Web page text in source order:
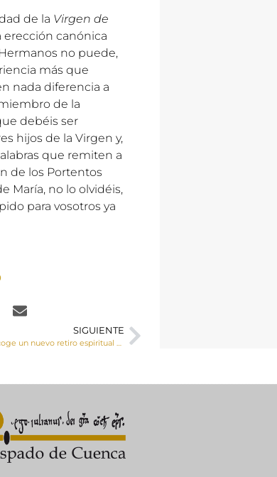
de la Virgen de
erección canónica
no puede,
más que
nada diferencia a
de la
debéis ser
hijos de la Virgen y,
que remiten a
de los Portentos
María, no lo olvidéis,
para vosotros ya
SIGUIENTE
El Monasterio de Uclés acoge un nuevo retiro espiritual mensual